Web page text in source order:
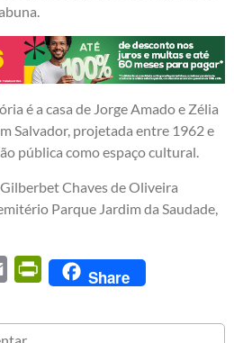
é a casa de Jorge Amado e Zélia
Salvador, projetada entre 1962 e
pública como espaço cultural.
Chaves de Oliveira
Parque Jardim da Saudade,
Email PrintFriendly
Share